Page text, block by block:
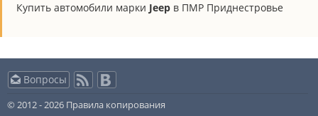
Купить автомобили марки Jeep в ПМР Приднестровье
Вопросы
© 2012 - 2026 Правила копирования